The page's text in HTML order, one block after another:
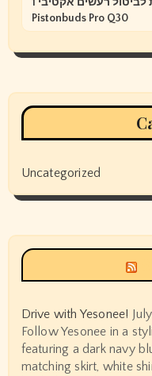
אוזניות אלחוטיות אמיתיות לביטול רעשים אקטיבי 1more
Pistonbuds Pro Q30
Uncategorized
Drive with Yesonee!
Follow Yesonee in a
featuring a dark navy
matching skirt, white